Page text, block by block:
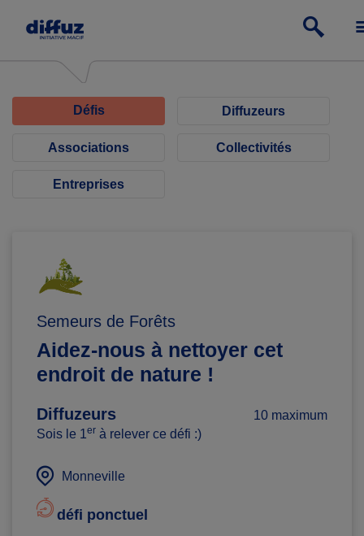
Défis Diffuzeurs
Associations Collectivités
Entreprises
Semeurs de Forêts
Aidez-nous à nettoyer cet
endroit de nature !
Diffuzeurs
10 maximum
Sois le 1er à relever ce défi :)
Monneville
défi ponctuel